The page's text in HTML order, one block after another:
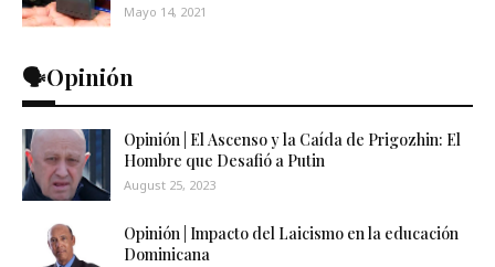
Mayo 14, 2021
🗣️Opinión
Opinión | El Ascenso y la Caída de Prigozhin: El
Hombre que Desafió a Putin
August 25, 2023
Opinión | Impacto del Laicismo en la educación
Dominicana